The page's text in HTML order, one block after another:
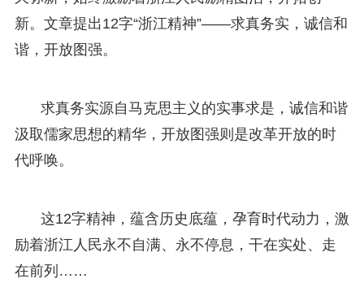
新。文章提出12字“浙江精神”——求真务实，诚信和
谐，开放图强。
求真务实源自马克思主义的实事求是，诚信和谐
汲取儒家思想的精华，开放图强则是改革开放的时
代呼唤。
这12字精神，蕴含历史底蕴，孕育时代动力，激
励着浙江人民永不自满、永不停息，干在实处、走
在前列……